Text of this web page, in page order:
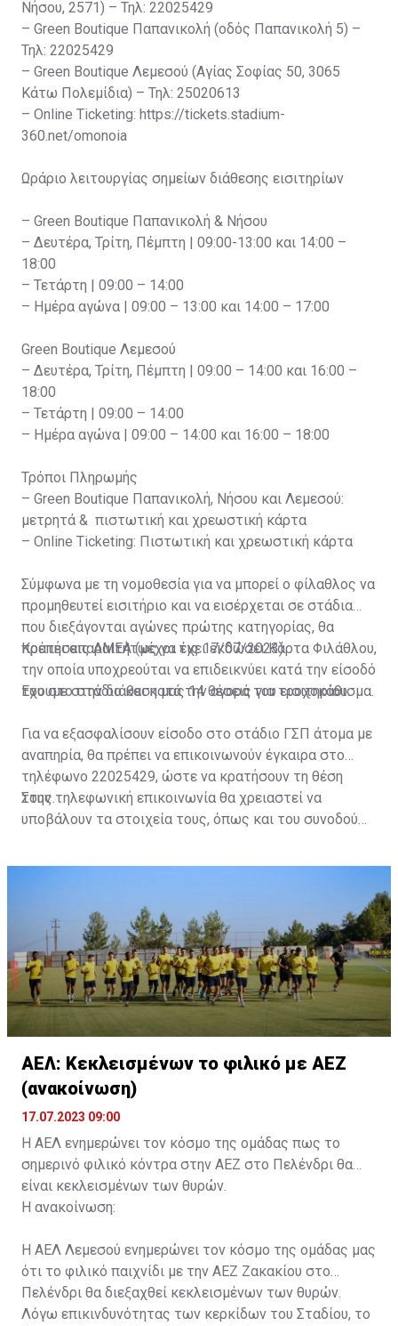
Νήσου, 2571) – Τηλ: 22025429
– Green Boutique Παπανικολή (οδός Παπανικολή 5) –
Τηλ: 22025429
– Green Boutique Λεμεσού (Αγίας Σοφίας 50, 3065
Κάτω Πολεμίδια) – Τηλ: 25020613
– Online Ticketing: https://tickets.stadium-
360.net/omonoia
Ωράριο λειτουργίας σημείων διάθεσης εισιτηρίων
– Green Boutique Παπανικολή & Νήσου
– Δευτέρα, Τρίτη, Πέμπτη | 09:00-13:00 και 14:00 –
18:00
– Τετάρτη | 09:00 – 14:00
– Ημέρα αγώνα | 09:00 – 13:00 και 14:00 – 17:00
Green Boutique Λεμεσού
– Δευτέρα, Τρίτη, Πέμπτη | 09:00 – 14:00 και 16:00 –
18:00
– Τετάρτη | 09:00 – 14:00
– Ημέρα αγώνα | 09:00 – 14:00 και 16:00 – 18:00
Τρόποι Πληρωμής
– Green Boutique Παπανικολή, Νήσου και Λεμεσού:
μετρητά & πιστωτική και χρεωστική κάρτα
– Online Ticketing: Πιστωτική και χρεωστική κάρτα
Σύμφωνα με τη νομοθεσία για να μπορεί ο φίλαθλος να
προμηθευτεί εισιτήριο και να εισέρχεται σε στάδια
που διεξάγονται αγώνες πρώτης κατηγορίας, θα
πρέπει απαραιτήτως να έχει εκδώσει Κάρτα Φιλάθλου,
την οποία υποχρεούται να επιδεικνύει κατά την είσοδό
του στο στάδιο και κατά την αγορά του εισιτηρίου.
Κρατήσεις ΑΜΕΑ (μέχρι τις 17/07/2023)
Έχουμε στην διάθεση μας 14 θέσεις για τροχοκάθισμα.
Για να εξασφαλίσουν είσοδο στο στάδιο ΓΣΠ άτομα με
αναπηρία, θα πρέπει να επικοινωνούν έγκαιρα στο
τηλέφωνο 22025429, ώστε να κρατήσουν τη θέση
τους.
Στην τηλεφωνική επικοινωνία θα χρειαστεί να
υποβάλουν τα στοιχεία τους, όπως και του συνοδού
ονοματεπώνυμο, αριθμός πινακίδας αυτοκινήτου,
ΑΕΛ: Κεκλεισμένων το φιλικό με ΑΕΖ
(ανακοίνωση)
17.07.2023 09:00
Η ΑΕΛ ενημερώνει τον κόσμο της ομάδας πως το
σημερινό φιλικό κόντρα στην ΑΕΖ στο Πελένδρι θα
είναι κεκλεισμένων των θυρών.
Η ανακοίνωση:
Η ΑΕΛ Λεμεσού ενημερώνει τον κόσμο της ομάδας μας
ότι το φιλικό παιχνίδι με την ΑΕΖ Ζακακίου στο
Πελένδρι θα διεξαχθεί κεκλεισμένων των θυρών.
Λόγω επικινδυνότητας των κερκίδων του Σταδίου, το